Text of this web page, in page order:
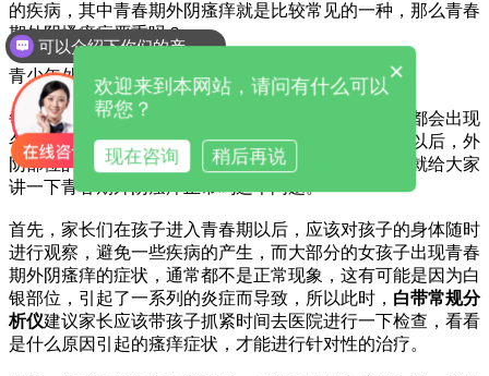
的疾病，其中青春期外阴瘙痒就是比较常见的一种，那么青春
期外阴搔痒症严重吗？
青少年外阴瘙痒正常吗
每一个进入青春期的孩子因为身体机能的不同，可能都会出现
各种各样的疾病情况，特别是一些女孩子进入青春期以后，外
阴部位的裸露更容易出现一些外阴的疾病，下面小编就给大家
讲一下青春期外阴瘙痒正常吗这个问题。
首先，家长们在孩子进入青春期以后，应该对孩子的身体随时
进行观察，避免一些疾病的产生，而大部分的女孩子出现青春
期外阴瘙痒的症状，通常都不是正常现象，这有可能是因为白
银部位，引起了一系列的炎症而导致，所以此时， 白带常规分
析仪建议家长应该带孩子抓紧时间去医院进行一下检查，看看
是什么原因引起的瘙痒症状，才能进行针对性的治疗。
可以介绍下你们的产品么
×
欢迎来到本网站，请问有什么可以
帮您？
现在咨询 稍后再说